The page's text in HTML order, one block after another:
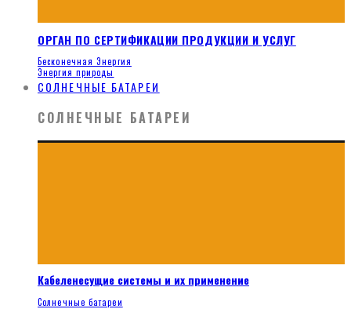
ОРГАН ПО СЕРТИФИКАЦИИ ПРОДУКЦИИ И УСЛУГ
Бесконечная Энергия
Энергия природы
СОЛНЕЧНЫЕ БАТАРЕИ
СОЛНЕЧНЫЕ БАТАРЕИ
Кабеленесущие системы и их применение
Солнечные батареи